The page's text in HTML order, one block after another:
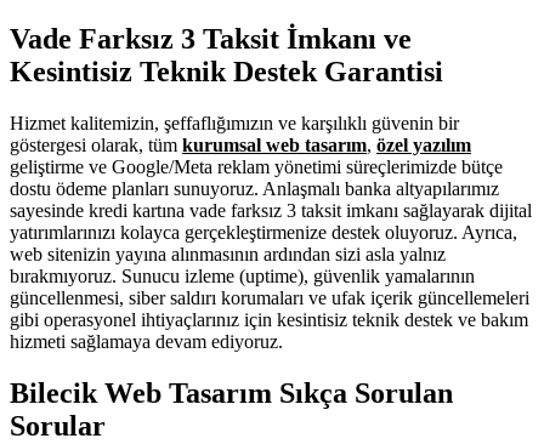
Vade Farksız 3 Taksit İmkanı ve
Kesintisiz Teknik Destek Garantisi
Hizmet kalitemizin, şeffaflığımızın ve karşılıklı güvenin bir
göstergesi olarak, tüm kurumsal web tasarım, özel yazılım
geliştirme ve Google/Meta reklam yönetimi süreçlerimizde bütçe
dostu ödeme planları sunuyoruz. Anlaşmalı banka altyapılarımız
sayesinde kredi kartına vade farksız 3 taksit imkanı sağlayarak dijital
yatırımlarınızı kolayca gerçekleştirmenize destek oluyoruz. Ayrıca,
web sitenizin yayına alınmasının ardından sizi asla yalnız
bırakmıyoruz. Sunucu izleme (uptime), güvenlik yamalarının
güncellenmesi, siber saldırı korumaları ve ufak içerik güncellemeleri
gibi operasyonel ihtiyaçlarınız için kesintisiz teknik destek ve bakım
hizmeti sağlamaya devam ediyoruz.
Bilecik Web Tasarım Sıkça Sorulan
Sorular